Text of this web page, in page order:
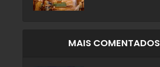
MAIS COMENTADOS